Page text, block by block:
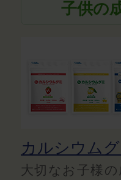
子供の
カルシウムグ
大切なお子様